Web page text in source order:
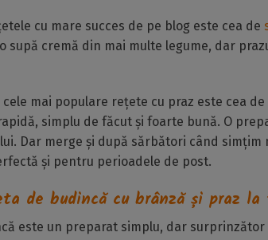
cu mare succes de pe blog este cea de
supă cremă din mai multe legume, dar
mai populare rețete cu praz este cea
simplu de făcut și foarte bună. O
Dar merge și după sărbători când simțim
și pentru perioadele de post.
de budincă cu brânză și praz
este un preparat simplu, dar